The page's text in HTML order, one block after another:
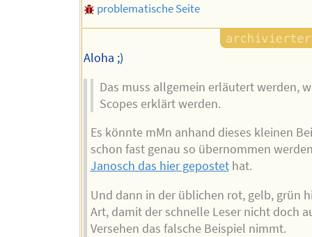
problematische Seite
Aloha ;)
Das muss allgemein erläutert werden,
Scopes erklärt werden.
Es könnte mMn anhand dieses kleinen
schon fast genau so übernommen
Janosch das hier gepostethat.
Und dann in der üblichen rot, gelb, grün
Art, damit der schnelle Leser nicht doch
Versehen das falsche Beispiel nimmt.